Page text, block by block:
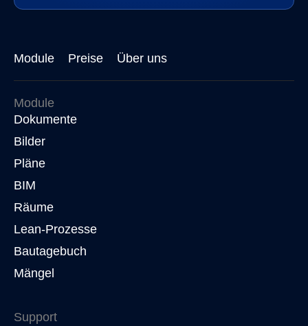
Module Preise Über uns
Module
Dokumente
Bilder
Pläne
BIM
Räume
Lean-Prozesse
Bautagebuch
Mängel
Support